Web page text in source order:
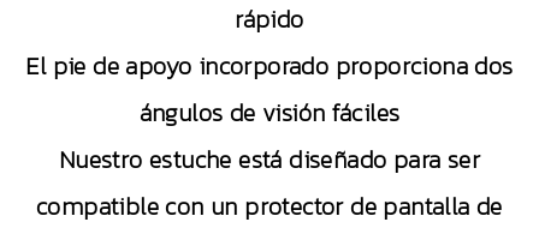
rápido
El pie de apoyo incorporado proporciona dos
ángulos de visión fáciles
Nuestro estuche está diseñado para ser
compatible con un protector de pantalla de